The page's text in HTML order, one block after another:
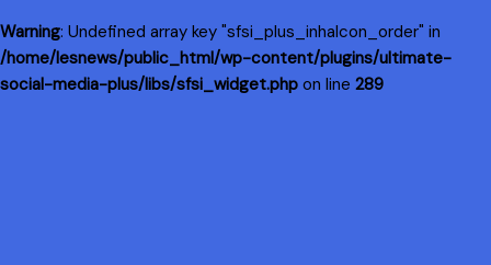
Warning: Undefined array key "sfsi_plus_inhaIcon_order" in
/home/lesnews/public_html/wp-content/plugins/ultimate-
social-media-plus/libs/sfsi_widget.php on line 289